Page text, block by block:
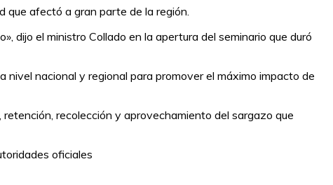
que afectó a gran parte de la región.
dijo el ministro Collado en la apertura del seminario que duró
nacional y regional para promover el máximo impacto de
recolección y aprovechamiento del sargazo que
oficiales